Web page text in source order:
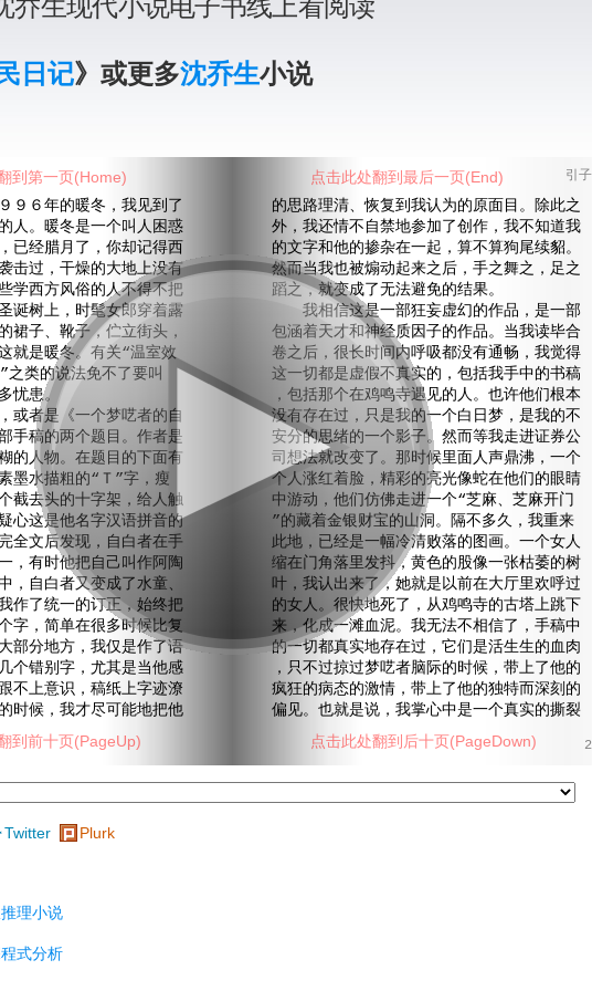
乔生现代小说电子书线上看阅读
日记》或更多沈乔生小说
引子
年的暖冬，我见到了
人。暖冬是一个叫人困惑
已经腊月了，你却记得西
击过，干燥的大地上没有
学西方风俗的人不得不把
诞树上，时髦女郎穿着露
裙子、靴子，伫立街头，
就是暖冬。有关“温室效
之类的说法免不了要叫
忧患。
者是《一个梦呓者的自
手稿的两个题目。作者是
的人物。在题目的下面有
墨水描粗的“Ｔ”字，瘦
截去头的十字架，给人触
心这是他名字汉语拼音的
全文后发现，自白者在手
，有时他把自己叫作阿陶
，自白者又变成了水童、
作了统一的订正，始终把
字，简单在很多时候比复
部分地方，我仅是作了语
个错别字，尤其是当他感
不上意识，稿纸上字迹潦
时候，我才尽可能地把他
的思路理清、恢复到我认为的原面目。除此之
外，我还情不自禁地参加了创作，我不知道我
的文字和他的掺杂在一起，算不算狗尾续貂。
然而当我也被煽动起来之后，手之舞之，足之
蹈之，就变成了无法避免的结果。
我相信这是一部狂妄虚幻的作品，是一部
包涵着天才和神经质因子的作品。当我读毕合
卷之后，很长时间内呼吸都没有通畅，我觉得
这一切都是虚假不真实的，包括我手中的书稿
，包括那个在鸡鸣寺遇见的人。也许他们根本
没有存在过，只是我的一个白日梦，是我的不
安分的思绪的一个影子。然而等我走进证券公
司想法就改变了。那时候里面人声鼎沸，一个
个人涨红着脸，精彩的亮光像蛇在他们的眼睛
中游动，他们仿佛走进一个“芝麻、芝麻开门
”的藏着金银财宝的山洞。隔不多久，我重来
此地，已经是一幅冷清败落的图画。一个女人
缩在门角落里发抖，黄色的股像一张枯萎的树
叶，我认出来了，她就是以前在大厅里欢呼过
的女人。很快地死了，从鸡鸣寺的古塔上跳下
来，化成一滩血泥。我无法不相信了，手稿中
的一切都真实地存在过，它们是活生生的血肉
，只不过掠过梦呓者脑际的时候，带上了他的
疯狂的病态的激情，带上了他的独特而深刻的
偏见。也就是说，我掌心中是一个真实的撕裂
2
Twitter Plurk
到第一页(Home) 点击此处翻到最后一页(End)
到前十页(PageUp) 点击此处翻到后十页(PageDown)
理小说
式分析